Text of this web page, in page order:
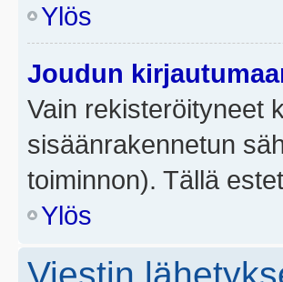
Ylös
Joudun
Vain rekisteröityneet
sisäänrakennetun
toiminnon). Tällä
Ylös